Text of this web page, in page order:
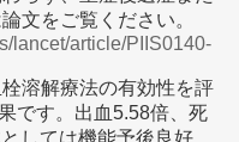
文をご覧ください。
lancet/article/PIIS0140-
溶解療法の有効性を評
です。出血5.58倍、死
しては機能予後良好